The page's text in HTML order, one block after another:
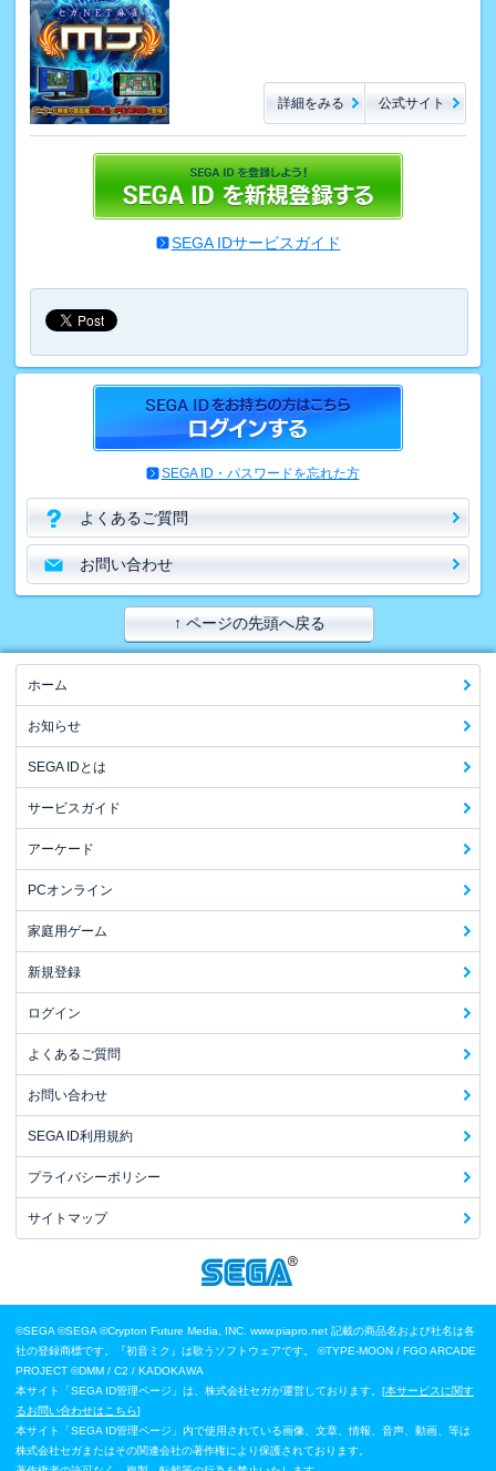
詳細をみる 公式サイト
SEGA IDサービスガイド
SEGA ID・パスワードを忘れた方
よくあるご質問
お問い合わせ
↑ ページの先頭へ戻る
ホーム
お知らせ
SEGA IDとは
サービスガイド
アーケード
PCオンライン
家庭用ゲーム
新規登録
ログイン
よくあるご質問
お問い合わせ
SEGA ID利用規約
プライバシーポリシー
サイトマップ
©SEGA ©SEGA ©Crypton Future Media, INC. www.piapro.net 記載の商品名および社名は各
社の登録商標です。『初音ミク』は歌うソフトウェアです。
©TYPE-MOON / FGO ARCADE
PROJECT ©DMM / C2 / KADOKAWA
本サイト「SEGA ID管理ページ」は、株式会社セガが運営しております。[本サービスに関す
るお問い合わせはこちら]
本サイト「SEGA ID管理ページ」内で使用されている画像、文章、情報、音声、動画、等は
株式会社セガまたはその関連会社の著作権により保護されております。